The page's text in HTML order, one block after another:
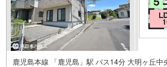
鹿児島本線 「鹿児島」駅 バス14分 大明ヶ丘中